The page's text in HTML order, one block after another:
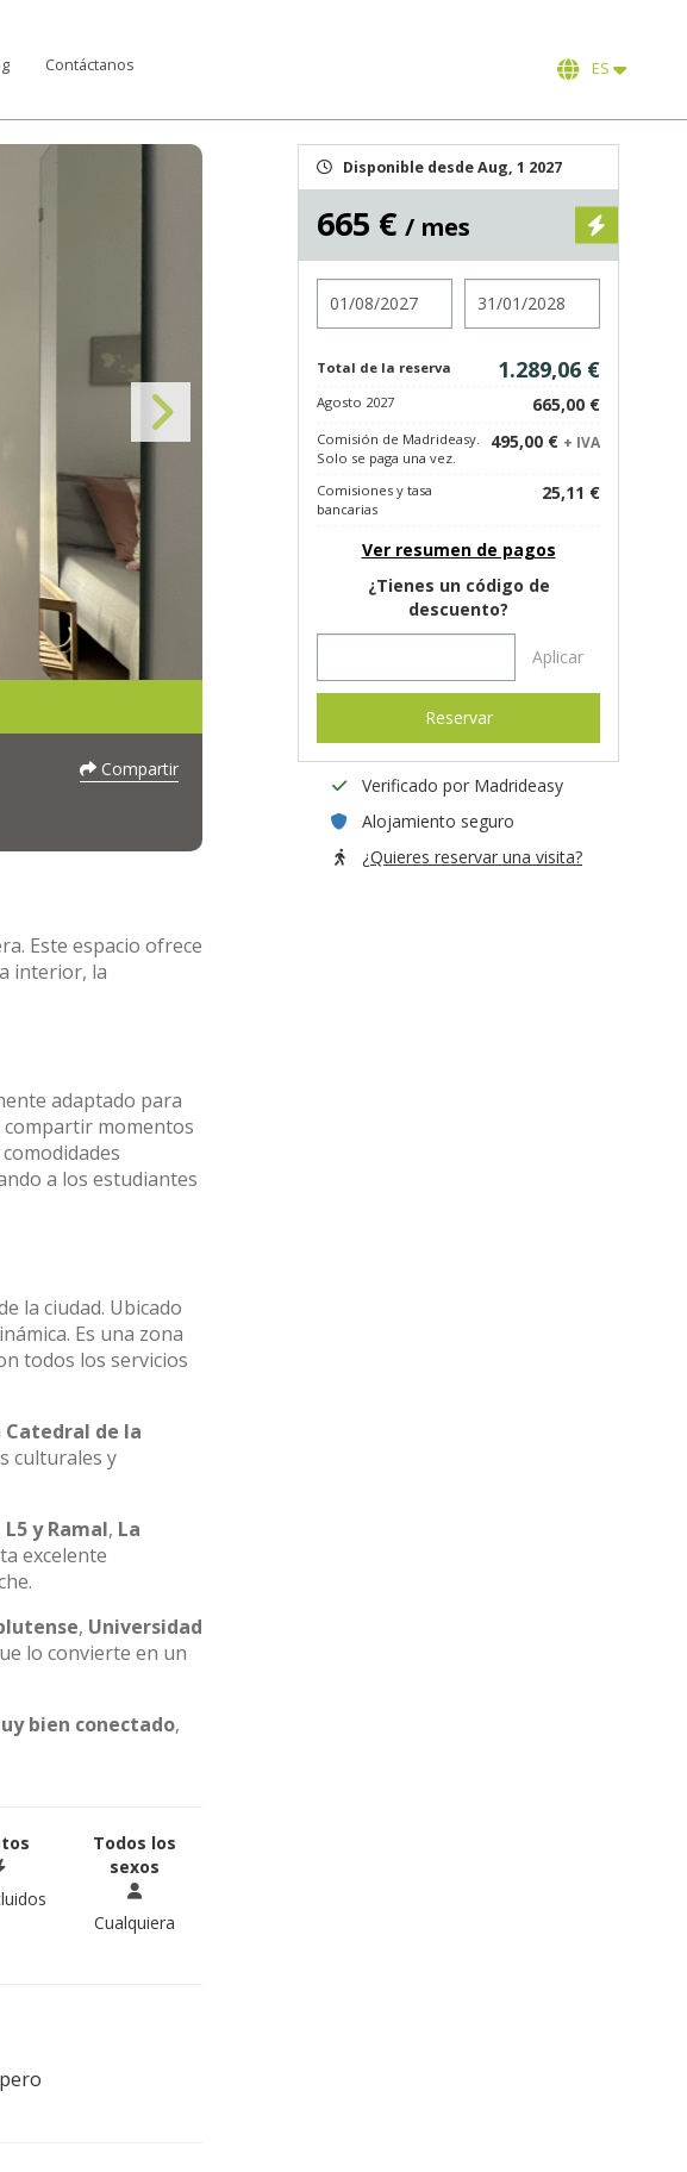
Contáctanos ES
Compartir
Este espacio ofrece
interior, la
adaptado para
compartir momentos
a los estudiantes
la ciudad. Ubicado
Es una zona
todos los servicios
Catedral de la
culturales y
y Ramal, La
excelente
, Universidad
lo convierte en un
bien conectado,
Todos los
sexos
Cualquiera
Disponible desde Aug, 1 2027
665 € / mes
Total de la reserva 1.289,06 €
Agosto 2027 665,00 €
Comisión de Madrideasy.
Solo se paga una vez.
495,00 € + IVA
Comisiones y tasa
bancarias
25,11 €
Ver resumen de pagos
¿Tienes un código de
descuento?
Aplicar
Reservar
Verificado por Madrideasy
Alojamiento seguro
¿Quieres reservar una visita?